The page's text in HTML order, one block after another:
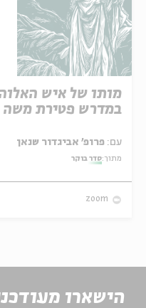
מותו של איש
במדרש פטירת משה
עם:
מתוך:סדר בוקר
zoom
הישארו